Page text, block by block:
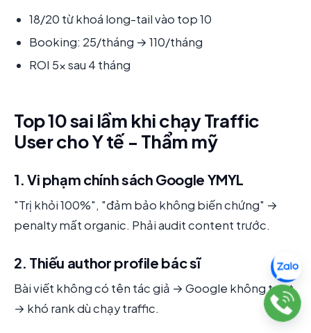
18/20 từ khoá long-tail vào top 10
Booking: 25/tháng → 110/tháng
ROI 5x sau 4 tháng
Top 10 sai lầm khi chạy Traffic
User cho Y tế - Thẩm mỹ
1. Vi phạm chính sách Google YMYL
"Trị khỏi 100%", "đảm bảo không biến chứng" →
penalty mất organic. Phải audit content trước.
2. Thiếu author profile bác sĩ
Bài viết không có tên tác giả → Google không trust
→ khó rank dù chạy traffic.